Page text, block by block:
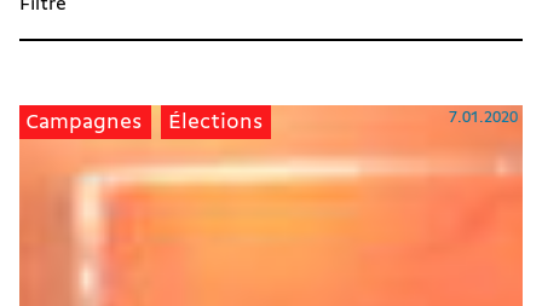
Filtre
Campagnes Élections 7.01.2020